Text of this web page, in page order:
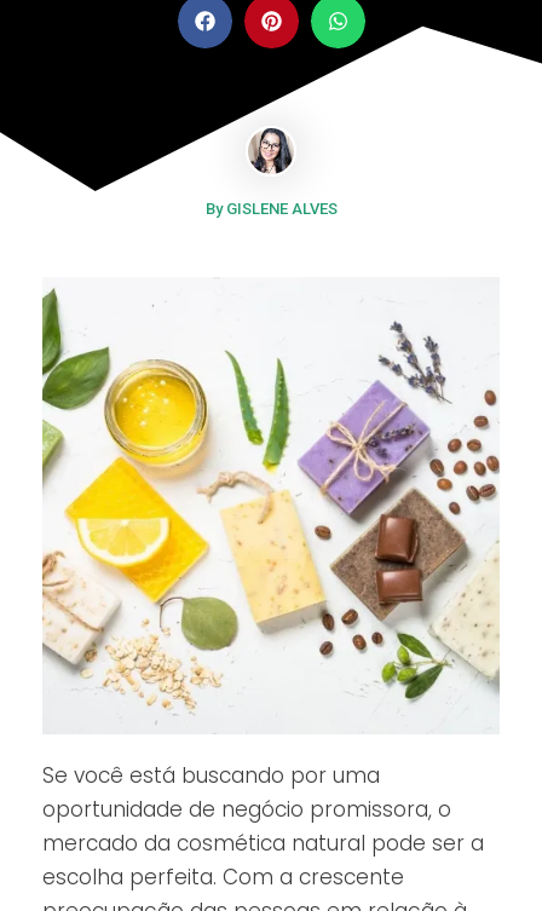
By GISLENE ALVES
Se você está buscando por uma
oportunidade de negócio promissora, o
mercado da cosmética natural pode ser a
escolha perfeita. Com a crescente